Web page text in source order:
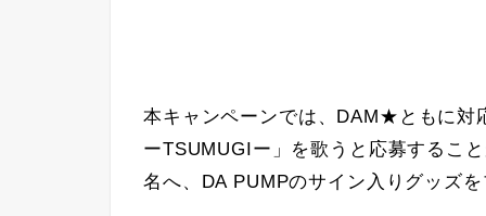
本キャンペーンでは、DAM★ともに対
ーTSUMUGIー」を歌うと応募するこ
名へ、DA PUMPのサイン入りグッズ